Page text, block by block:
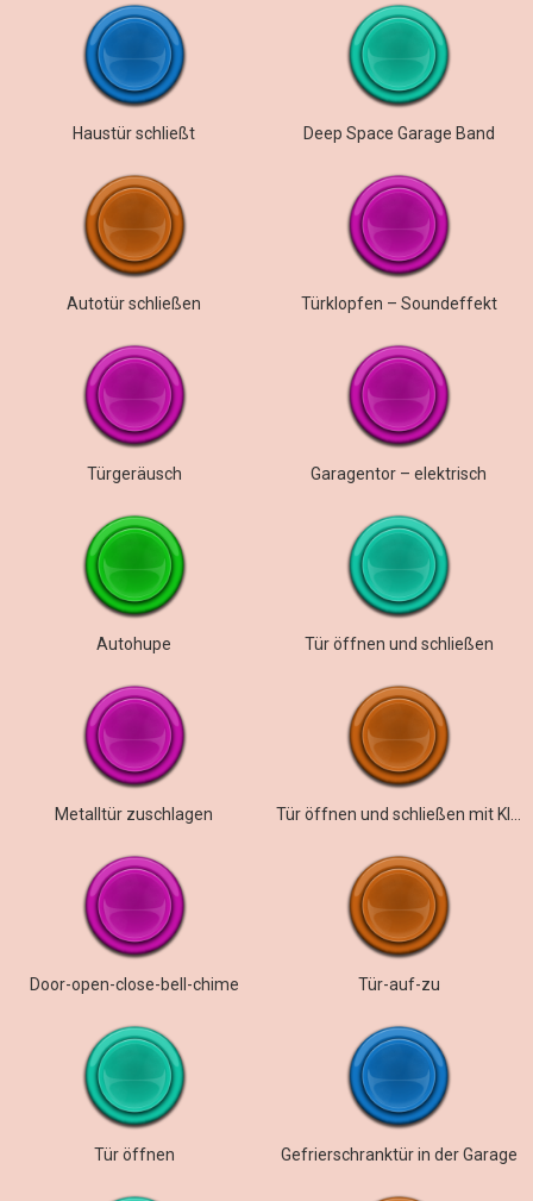
Haustür schließt Deep Space Garage Band
Autotür schließen Türklopfen – Soundeffekt
Türgeräusch Garagentor – elektrisch
Autohupe Tür öffnen und schließen
Metalltür zuschlagen
Door-open-close-bell-chime Tür-auf-zu
Tür öffnen Gefrierschranktür in der Garage